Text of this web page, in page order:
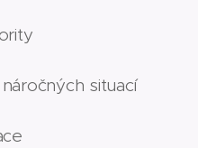
situací